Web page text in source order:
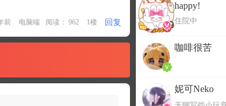
前 电脑端 阅读： 962 1楼 回复
happy!
住院中
咖啡很苦
妮可Neko